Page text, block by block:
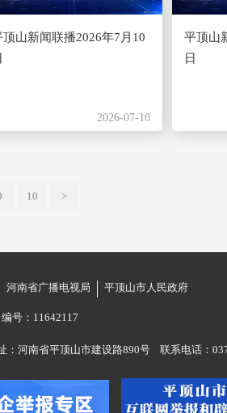
顶山新闻联播2026年7月10
2026-07-10
平顶山
日
10 >
河南省广播电视局 平顶山市人民政府
号：11642117
：河南省平顶山市建设路890号 联系电话：